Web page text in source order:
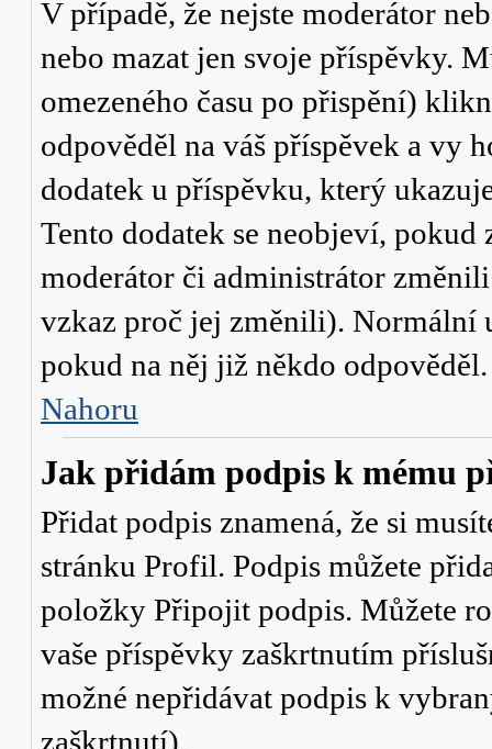
V případě, že nejste moderátor
nebo mazat jen svoje příspěvky.
omezeného času po přispění)
odpověděl na váš příspěvek a vy
dodatek u příspěvku, který
Tento dodatek se neobjeví,
moderátor či administrátor
vzkaz proč jej změnili). Normální
pokud na něj již někdo odpověděl.
Nahoru
Jak přidám podpis k mému
Přidat podpis znamená, že si
stránku Profil. Podpis můžete
položky Připojit podpis. Můžete
vaše příspěvky zaškrtnutím
možné nepřidávat podpis k
zaškrtnutí).